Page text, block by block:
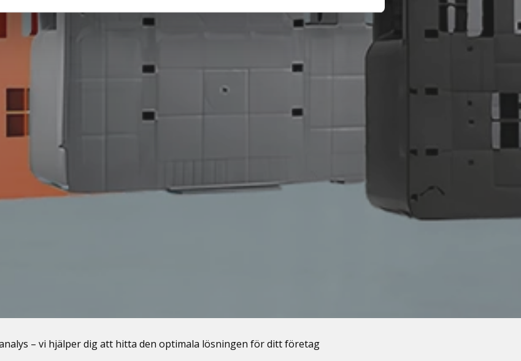
– vi hjälper dig att hitta den optimala lösningen för ditt företag